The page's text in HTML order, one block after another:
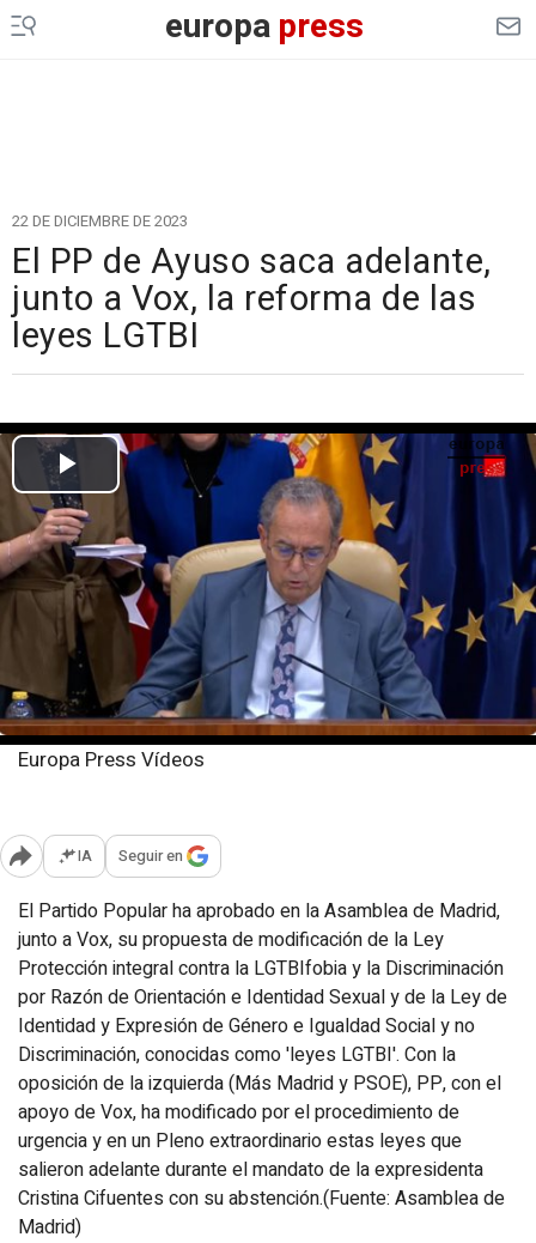
europapress
22 DE DICIEMBRE DE 2023
El PP de Ayuso saca adelante,
junto a Vox, la reforma de las
leyes LGTBI
Europa Press Vídeos
Abrir opciones para compartir
IA Seguir en
El Partido Popular ha aprobado en la Asamblea de Madrid,
junto a Vox, su propuesta de modificación de la Ley
Protección integral contra la LGTBIfobia y la Discriminación
por Razón de Orientación e Identidad Sexual y de la Ley de
Identidad y Expresión de Género e Igualdad Social y no
Discriminación, conocidas como 'leyes LGTBI'. Con la
oposición de la izquierda (Más Madrid y PSOE), PP, con el
apoyo de Vox, ha modificado por el procedimiento de
urgencia y en un Pleno extraordinario estas leyes que
salieron adelante durante el mandato de la expresidenta
Cristina Cifuentes con su abstención.(Fuente: Asamblea de
Madrid)